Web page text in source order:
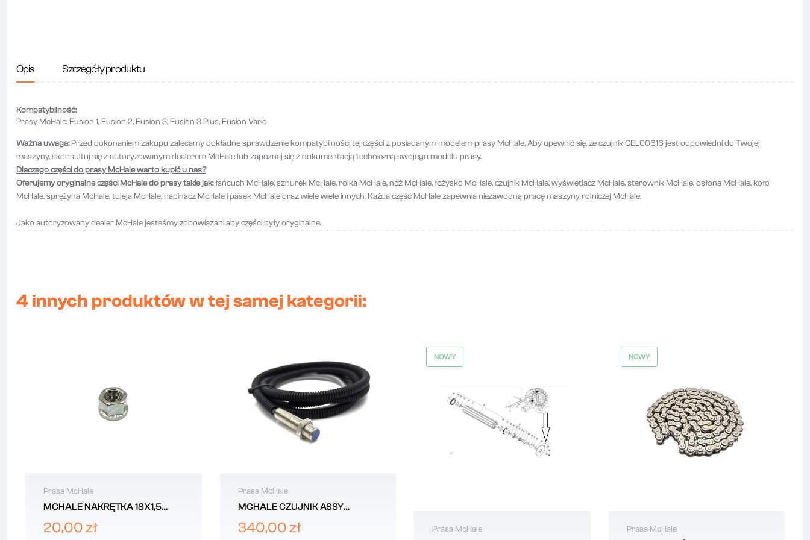
Opis Szczegóły produktu
Kompatybilność:
Prasy McHale: Fusion 1, Fusion 2, Fusion 3, Fusion 3 Plus, Fusion Vario
Ważna uwaga:Przed dokonaniem zakupu zalecamy dokładne sprawdzenie kompatybilności tej części z posiadanym modelem prasy McHale. Aby upewnić się, że czujnik CEL00616 jest odpowiedni do Twojej
maszyny, skonsultuj się z autoryzowanym dealerem McHale lub zapoznaj się z dokumentacją techniczną swojego modelu prasy.
Dlaczego części do prasy McHale warto kupić u nas?
Oferujemy oryginalne części McHale do prasy takie jak:łańcuch McHale, sznurek McHale, rolka McHale, nóż McHale, łożysko McHale, czujnik McHale, wyświetlacz McHale, sterownik McHale, osłona McHale, koło
McHale, sprężyna McHale, tuleja McHale, napinacz McHale i pasek McHale oraz wiele wiele innych. Każda część McHale zapewnia niezawodną pracę maszyny rolniczej McHale.
Jako autoryzowany dealer McHale jesteśmy zobowiązani aby części były oryginalne.
4 innych produktów w tej samej kategorii:
Prasa McHale
MCHALE NAKRĘTKA 18X1,5
CAX00056
20,00 zł
Prasa McHale
MCHALE CZUJNIK ASSY
CEL00718
340,00 zł
NOWY
Prasa McHale
NOWY
Prasa McHale